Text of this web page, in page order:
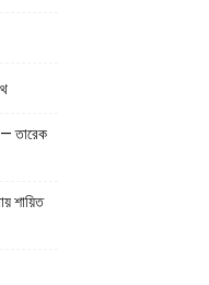
— তারেক
শায়িত